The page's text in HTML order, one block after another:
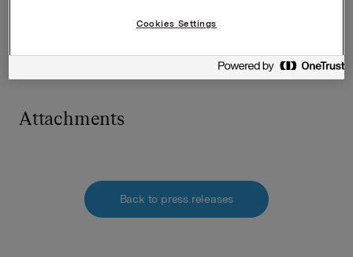
Attachments
Back to press releases
Cookies Settings